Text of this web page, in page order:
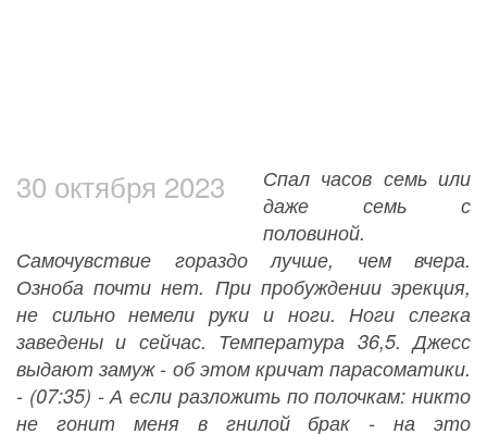
30 октября 2023
Спал часов семь или
даже семь с
половиной.
Самочувствие гораздо лучше, чем вчера.
Озноба почти нет. При пробуждении эрекция,
не сильно немели руки и ноги. Ноги слегка
заведены и сейчас. Температура 36,5. Джесс
выдают замуж - об этом кричат парасоматики.
- (07:35) - А если разложить по полочкам: никто
не гонит меня в гнилой брак - на это